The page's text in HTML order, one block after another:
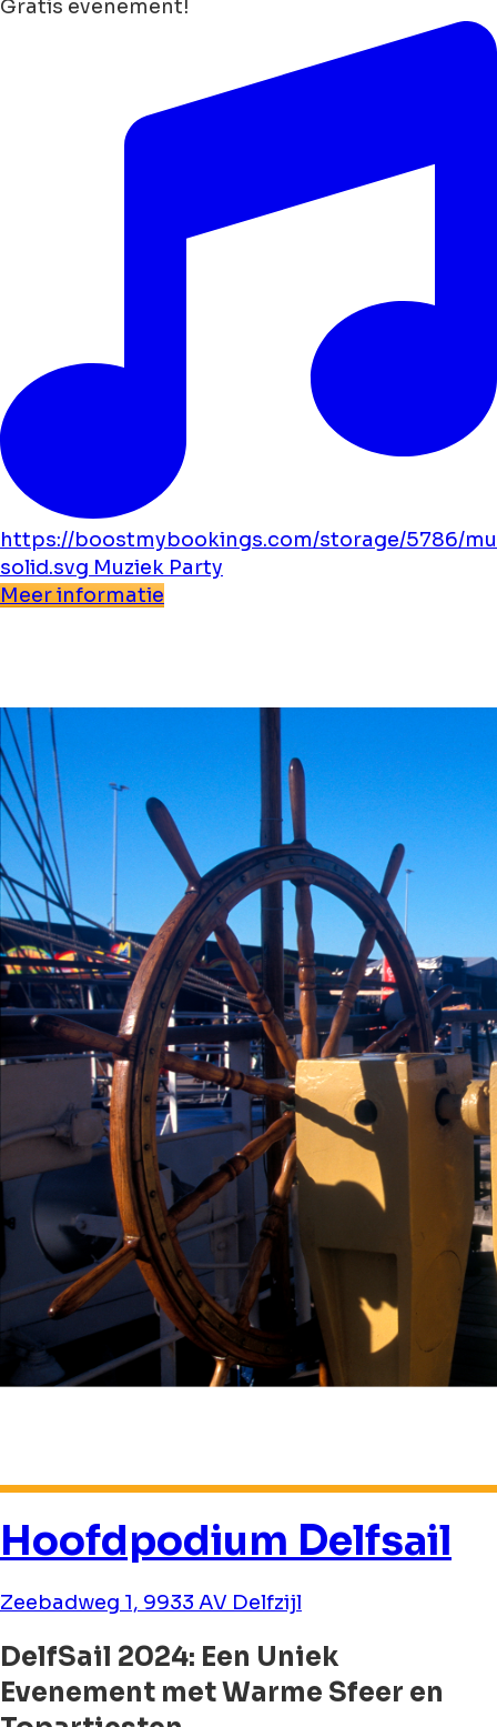
Gratis evenement!
https://boostmybookings.com/storage/5786/
solid.svg Muziek Party
Meer informatie
Hoofdpodium Delfsail
Zeebadweg 1, 9933 AV Delfzijl
DelfSail 2024: Een Uniek
Evenement met Warme Sfeer en